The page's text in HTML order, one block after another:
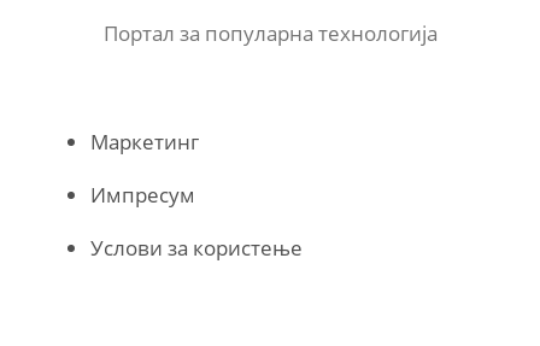
Портал за популарна технологија
Маркетинг
Импресум
Услови за користење